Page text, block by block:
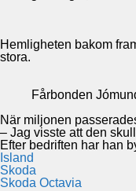
Hemligheten bakom
stora.
Fårbonden
När miljonen
– Jag visste att den
Efter bedriften har han
Island
Skoda
Skoda Octavia